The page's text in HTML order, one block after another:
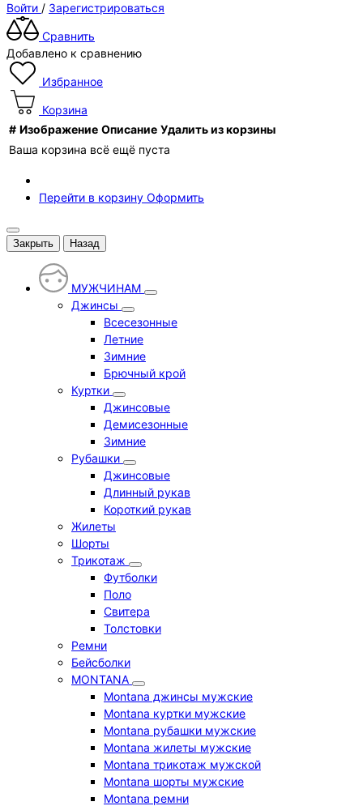
Войти / Зарегистрироваться
Сравнить
Добавлено к сравнению
Избранное
Корзина
# Изображение Описание Удалить из корзины
Ваша корзина всё ещё пуста
Перейти в корзину Оформить
Закрыть Назад
МУЖЧИНАМ
Джинсы
Всесезонные
Летние
Зимние
Брючный крой
Куртки
Джинсовые
Демисезонные
Зимние
Рубашки
Джинсовые
Длинный рукав
Короткий рукав
Жилеты
Шорты
Трикотаж
Футболки
Поло
Свитера
Толстовки
Ремни
Бейсболки
MONTANA
Montana джинсы мужские
Montana куртки мужские
Montana рубашки мужские
Montana жилеты мужские
Montana трикотаж мужской
Montana шорты мужские
Montana ремни